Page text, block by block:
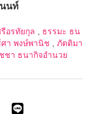
นท์
อรทัยกุล
ธรรมะ ธน
า พงษ์พานิช
ภัตติมา
ชา ธนากิจอำนวย